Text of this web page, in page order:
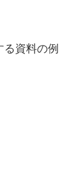
る資料の例